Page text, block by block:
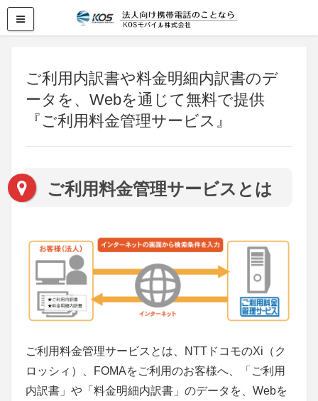
ご利用内訳書や料金明細内訳書のデ
ータを、Webを通じて無料で提供
『ご利用料金管理サービス』
ご利用料金管理サービスとは
ご利用料金管理サービスとは、NTTドコモのXi（ク
ロッシィ）、FOMAをご利用のお客様へ、「ご利用
内訳書」や「料金明細内訳書」のデータを、Webを